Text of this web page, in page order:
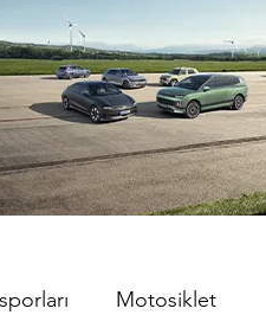
Motosiklet